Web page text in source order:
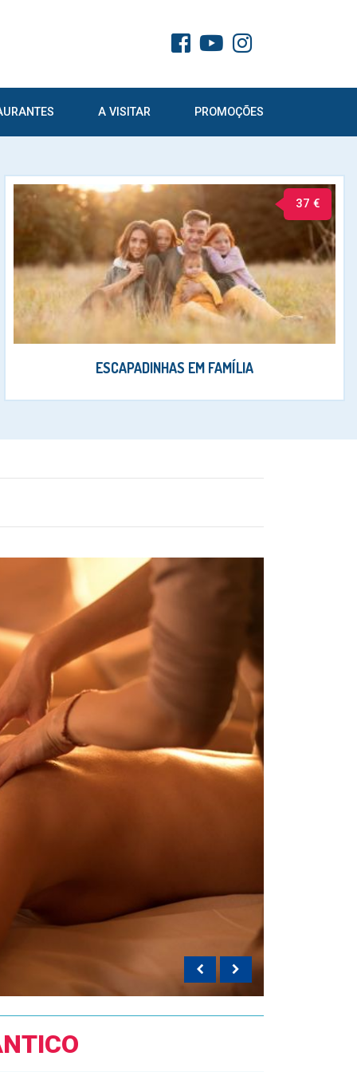
A VISITAR PROMOÇÕES
37 €
ESCAPADINHAS EM FAMÍLIA